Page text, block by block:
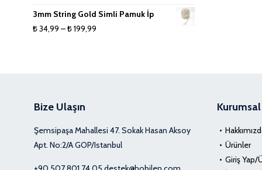
₺ 174,99
3mm String Gold Simli Pamuk İp
₺34,99 –₺199,99Fiyat
Bize Ulaşın
Şemsipaşa Mahallesi 47. Sokak Hasan Aksoy
Apt. No:2/A GOP/Istanbul
Kurumsal
Ürünler
Giriş Yap/